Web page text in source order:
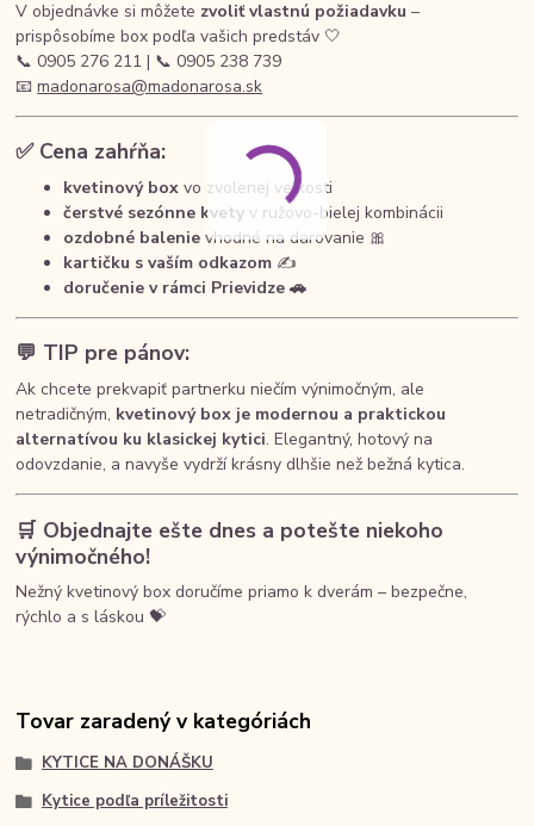
V objednávke si môžete zvoliť vlastnú požiadavku –
prispôsobíme box podľa vašich predstáv 🤍
📞 0905 276 211 | 📞 0905 238 739
📧madonarosa@madonarosa.sk
✅ Cena zahŕňa:
kvetinový box vo zvolenej veľkosti
čerstvé sezónne kvety v ružovo-bielej kombinácii
ozdobné balenie vhodné na darovanie 🎀
kartičku s vaším odkazom ✍️
doručenie v rámci Prievidze 🚗
💬 TIP pre pánov:
Ak chcete prekvapiť partnerku niečím výnimočným, ale
netradičným, kvetinový box je modernou a praktickou
alternatívou ku klasickej kytici. Elegantný, hotový na
odovzdanie, a navyše vydrží krásny dlhšie než bežná kytica.
🛒 Objednajte ešte dnes a potešte niekoho
výnimočného!
Nežný kvetinový box doručíme priamo k dverám – bezpečne,
rýchlo a s láskou 💝
Tovar zaradený v kategóriách
KYTICE NA DONÁŠKU
Kytice podľa príležitosti